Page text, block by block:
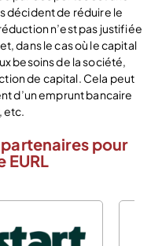
décident de réduire le
n’est pas justifiée
dans le cas où le capital
besoins de la société,
de capital. Cela peut
d’un emprunt bancaire
etc.
pour
EURL